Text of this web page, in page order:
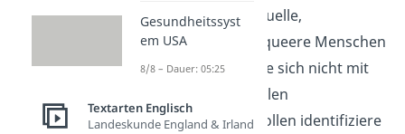
Schwule, Bisexuelle,
Transgender, queere Menschen
und andere, die sich nicht mit
den traditionellen
Geschlechterrollen identifiziere
Gesundheitssyst
em USA
8/8 – Dauer: 05:25
Textarten Englisch
Landeskunde England & Irland